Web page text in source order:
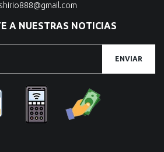
A NUESTRAS NOTICIAS
ENVIAR